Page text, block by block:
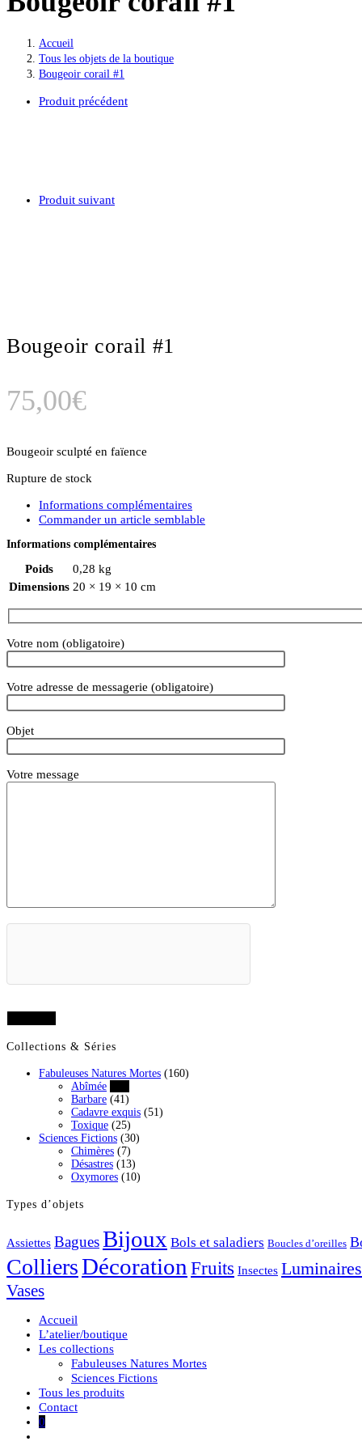
Accueil
Tous les objets de la boutique
Bougeoir corail #1
Produit précédent
Produit suivant
Bougeoir corail #1
75,00€
Bougeoir sculpté en faïence
Rupture de stock
Informations complémentaires
Commander un article semblable
Informations complémentaires
Poids
0,28 kg
Dimensions 20 × 19 × 10 cm
Votre nom (obligatoire)
Votre adresse de messagerie (obligatoire)
Objet
Votre message
Collections & Séries
Fabuleuses Natures Mortes (160)
Abîmée
Barbare (41)
Cadavre exquis (51)
Toxique (25)
Sciences Fictions (30)
Chimères (7)
Désastres (13)
Oxymores (10)
Types d’objets
Assiettes BaguesBijoux Bols et saladiers Boucles d’oreilles
ColliersDécorationFruits Insectes Luminaires
Vases
Accueil
L’atelier/boutique
Les collections
Fabuleuses Natures Mortes
Sciences Fictions
Tous les produits
Contact
0
Toggle